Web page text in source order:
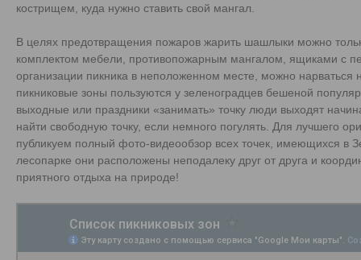
кострищем, куда нужно ставить свой мангал.
В целях предотвращения пожаров жарить шашлыки можно
комплектом мебели, противопожарным мангалом, ящиками с
организации пикника в неположенном месте, можно
пикниковые зоны пользуются у зеленоградцев бешеной
выходные или праздники «занимать» точку люди выходят
найти свободную точку, если немного погулять. Для лучшего
публикуем полный фото-видеообзор всех точек, имеющихся в
лесопарке они расположены неподалеку друг от друга и
приятного отдыха на природе!